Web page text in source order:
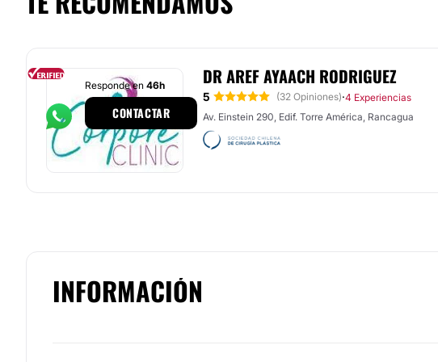
DR AREF AYAACH RODRIGUEZ
5 (32 Opiniones)·4 Experiencias
Av. Einstein 290, Edif. Torre América, Rancagua
Responde en 46h
CONTACTAR
INFORMACIÓN